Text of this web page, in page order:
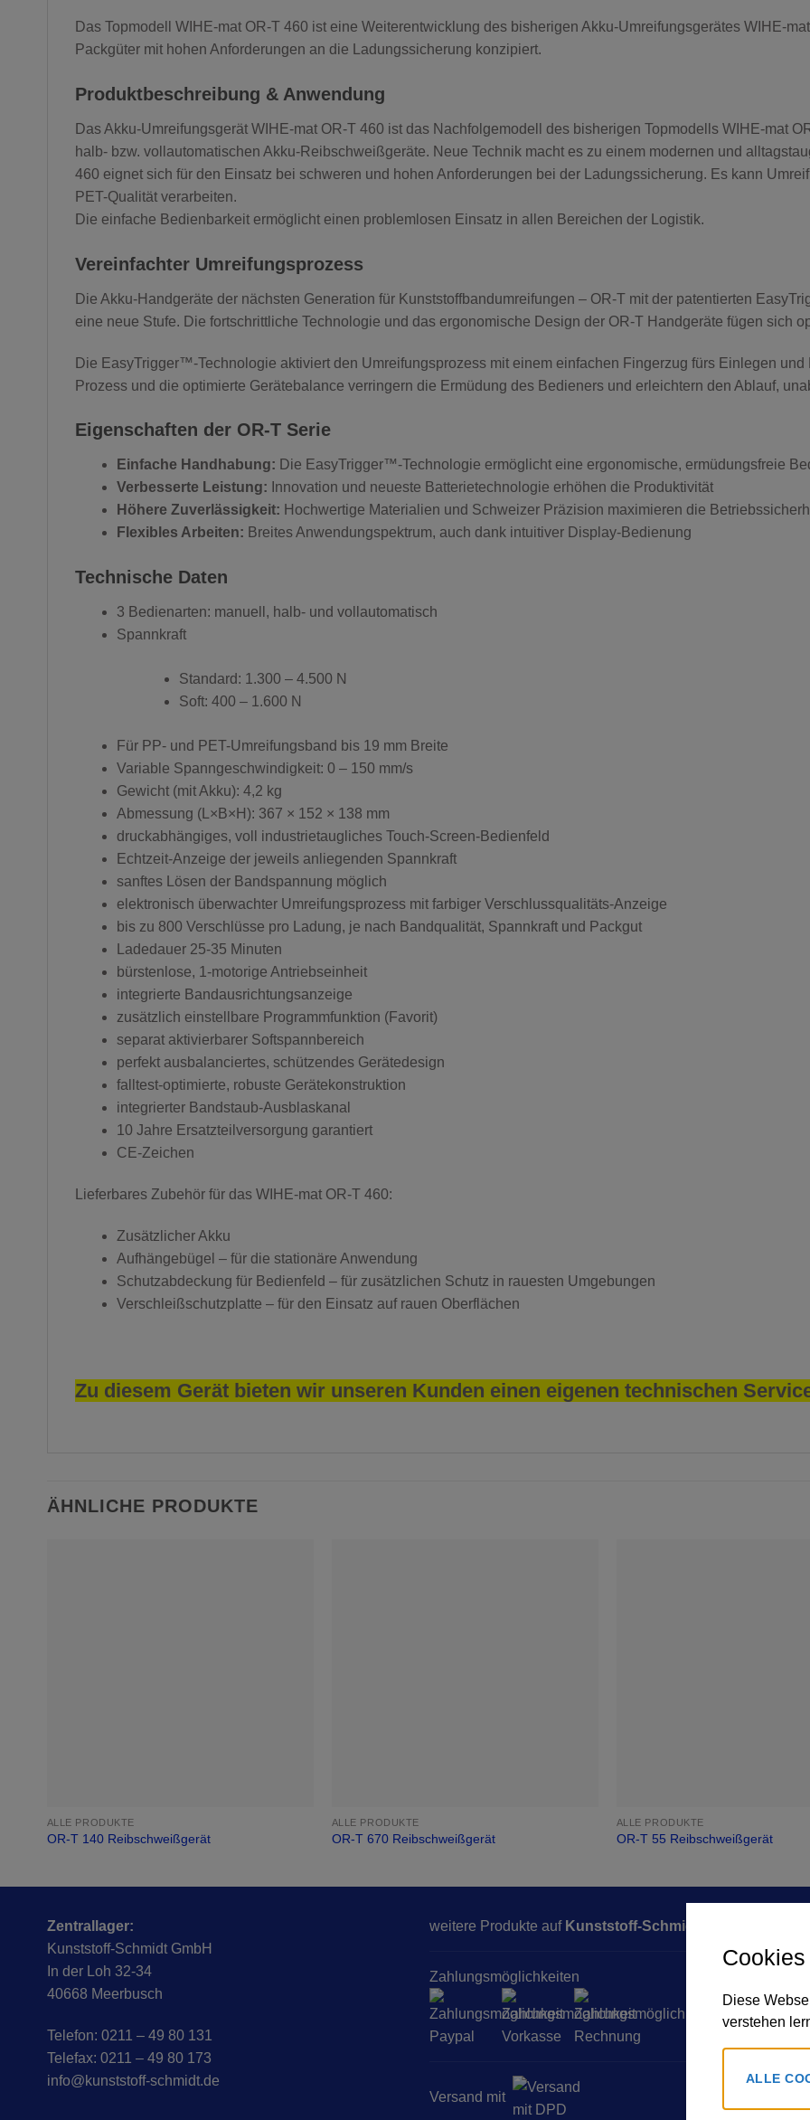
Das Topmodell WIHE-mat OR-T 460 ist eine Weiterentwicklung des bisherigen Akku-Umreifungsgerätes WIHE-
Packgüter mit hohen Anforderungen an die Ladungssicherung konzipiert.
Produktbeschreibung & Anwendung
Das Akku-Umreifungsgerät WIHE-mat OR-T 460 ist das Nachfolgemodell des bisherigen Topmodells WIHE-mat
halb- bzw. vollautomatischen Akku-Reibschweißgeräte. Neue Technik macht es zu einem modernen und
460 eignet sich für den Einsatz bei schweren und hohen Anforderungen bei der Ladungssicherung. Es kann
PET-Qualität verarbeiten.
Die einfache Bedienbarkeit ermöglicht einen problemlosen Einsatz in allen Bereichen der Logistik.
Vereinfachter Umreifungsprozess
Die Akku-Handgeräte der nächsten Generation für Kunststoffbandumreifungen – OR-T mit der patentierten
eine neue Stufe. Die fortschrittliche Technologie und das ergonomische Design der OR-T Handgeräte fügen sich
Die EasyTrigger™-Technologie aktiviert den Umreifungsprozess mit einem einfachen Fingerzug fürs Einlegen
Prozess und die optimierte Gerätebalance verringern die Ermüdung des Bedieners und erleichtern den Ablauf,
Eigenschaften der OR-T Serie
Einfache Handhabung: Die EasyTrigger™-Technologie ermöglicht eine ergonomische, ermüdungsfreie
Verbesserte Leistung: Innovation und neueste Batterietechnologie erhöhen die Produktivität
Höhere Zuverlässigkeit: Hochwertige Materialien und Schweizer Präzision maximieren die
Flexibles Arbeiten: Breites Anwendungspektrum, auch dank intuitiver Display-Bedienung
Technische Daten
3 Bedienarten: manuell, halb- und vollautomatisch
Spannkraft
Standard: 1.300 – 4.500 N
Soft: 400 – 1.600 N
Für PP- und PET-Umreifungsband bis 19 mm Breite
Variable Spanngeschwindigkeit: 0 – 150 mm/s
Gewicht (mit Akku): 4,2 kg
Abmessung (L×B×H): 367 × 152 × 138 mm
druckabhängiges, voll industrietaugliches Touch-Screen-Bedienfeld
Echtzeit-Anzeige der jeweils anliegenden Spannkraft
sanftes Lösen der Bandspannung möglich
elektronisch überwachter Umreifungsprozess mit farbiger Verschlussqualitäts-Anzeige
bis zu 800 Verschlüsse pro Ladung, je nach Bandqualität, Spannkraft und Packgut
Ladedauer 25-35 Minuten
bürstenlose, 1-motorige Antriebseinheit
integrierte Bandausrichtungsanzeige
zusätzlich einstellbare Programmfunktion (Favorit)
separat aktivierbarer Softspannbereich
perfekt ausbalanciertes, schützendes Gerätedesign
falltest-optimierte, robuste Gerätekonstruktion
integrierter Bandstaub-Ausblaskanal
10 Jahre Ersatzteilversorgung garantiert
CE-Zeichen
Lieferbares Zubehör für das WIHE-mat OR-T 460:
Zusätzlicher Akku
Aufhängebügel – für die stationäre Anwendung
Schutzabdeckung für Bedienfeld – für zusätzlichen Schutz in rauesten Umgebungen
Verschleißschutzplatte – für den Einsatz auf rauen Oberflächen
Zu diesem Gerät bieten wir unseren Kunden einen eigenen technischen
ÄHNLICHE PRODUKTE
ALLE PRODUKTE
OR-T 140 Reibschweißgerät
ALLE PRODUKTE
OR-T 670 Reibschweißgerät
ALLE PRODUKTE
OR-T 55 Reibschweißgerät
Zentrallager:
Kunststoff-Schmidt GmbH
In der Loh 32-34
40668 Meerbusch
Telefon: 0211 – 49 80 131
Telefax: 0211 – 49 80 173
info@kunststoff-schmidt.de
weitere Produkte auf Kunststoff-Schmidt.de
Zahlungsmöglichkeiten
Versand mit
Diese
verstehen
ALLE